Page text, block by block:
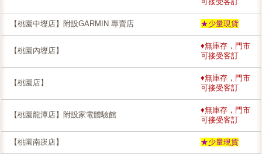
【桃園中壢店】附設GARMIN 專賣店 ★少量現貨
【桃園內壢店】
♦無庫存，門市
可接受客訂
【桃園店】
♦無庫存，門市
可接受客訂
【桃園龍潭店】附設家電體驗館
♦無庫存，門市
可接受客訂
【桃園南崁店】 ★少量現貨